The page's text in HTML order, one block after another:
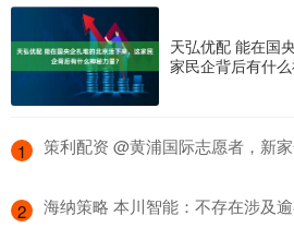
天弘优配 能在国
家民企背后有什
1 策利配资 @黄浦国际志愿者，新
2 海纳策略 本川智能：不存在涉及